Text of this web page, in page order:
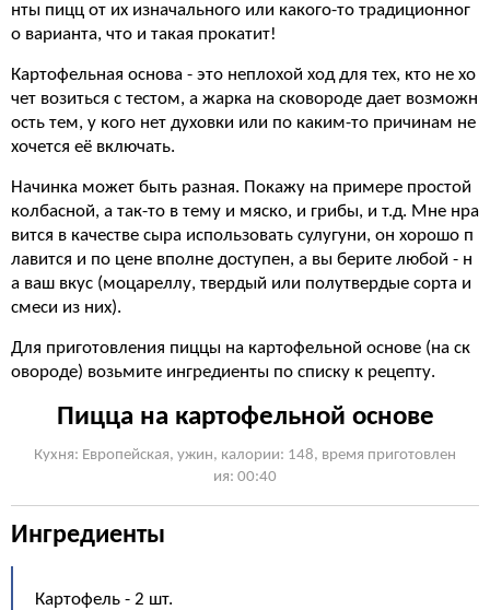
нты пицц от их изначального или какого-то традиционног
о варианта, что и такая прокатит!
Картофельная основа - это неплохой ход для тех, кто не хо
чет возиться с тестом, а жарка на сковороде дает возможн
ость тем, у кого нет духовки или по каким-то причинам не
хочется её включать.
Начинка может быть разная. Покажу на примере простой
колбасной, а так-то в тему и мяско, и грибы, и т.д. Мне нра
вится в качестве сыра использовать сулугуни, он хорошо п
лавится и по цене вполне доступен, а вы берите любой - н
а ваш вкус (моцареллу, твердый или полутвердые сорта и
смеси из них).
Для приготовления пиццы на картофельной основе (на ск
овороде) возьмите ингредиенты по списку к рецепту.
Пицца на картофельной основе
Кухня: Европейская, ужин, калории: 148, время приготовлен
ия: 00:40
Ингредиенты
Картофель - 2 шт.